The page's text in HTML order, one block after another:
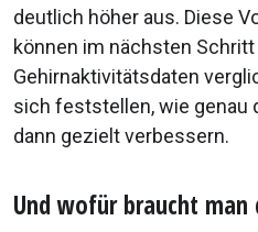
deutlich höher aus. Diese
können im nächsten
Gehirnaktivitätsdaten
sich feststellen, wie genau
dann gezielt verbessern.
Und wofür braucht man